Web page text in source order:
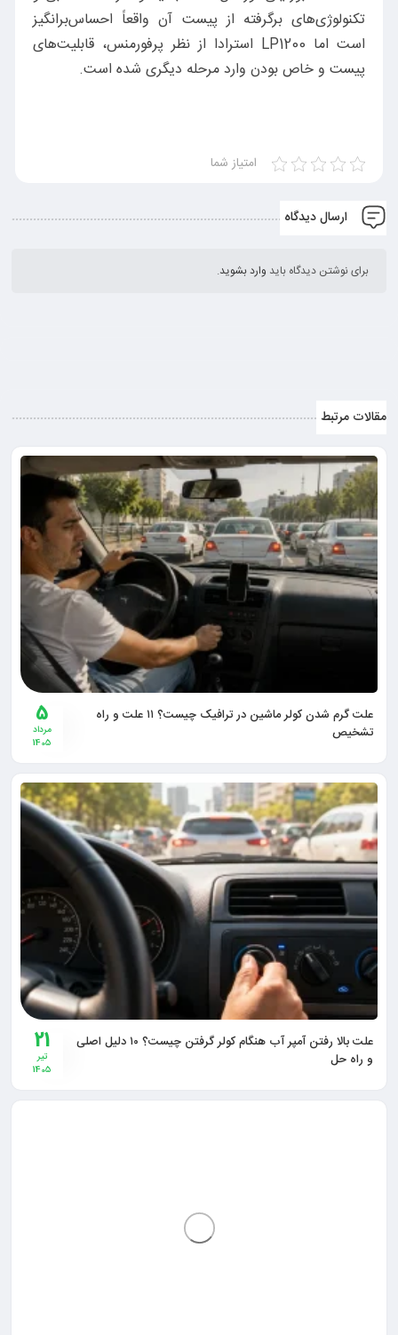
تکنولوژی‌های برگرفته از پیست آن واقعاً احساس‌برانگیز
است اما LP1200 استرادا از نظر پرفورمنس، قابلیت‌های
پیست و خاص بودن وارد مرحله دیگری شده است.
امتیاز شما
ارسال دیدگاه
برای نوشتن دیدگاه باید وارد بشوید.
مقالات مرتبط
5
مرداد
1405
علت گرم شدن کولر ماشین در ترافیک چیست؟ ۱۱ علت و راه
تشخیص
21
تیر
1405
علت بالا رفتن آمپر آب هنگام کولر گرفتن چیست؟ ۱۰ دلیل اصلی
و راه‌ حل